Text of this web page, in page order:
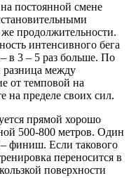
постоянной смене
продолжительности.
интенсивного бега
в 3 – 5 раз больше. По
разница между
от темповой на
на пределе своих сил.
прямой хорошо
500-800 метров. Один
– финиш. Если такового
переносится в
поверхности